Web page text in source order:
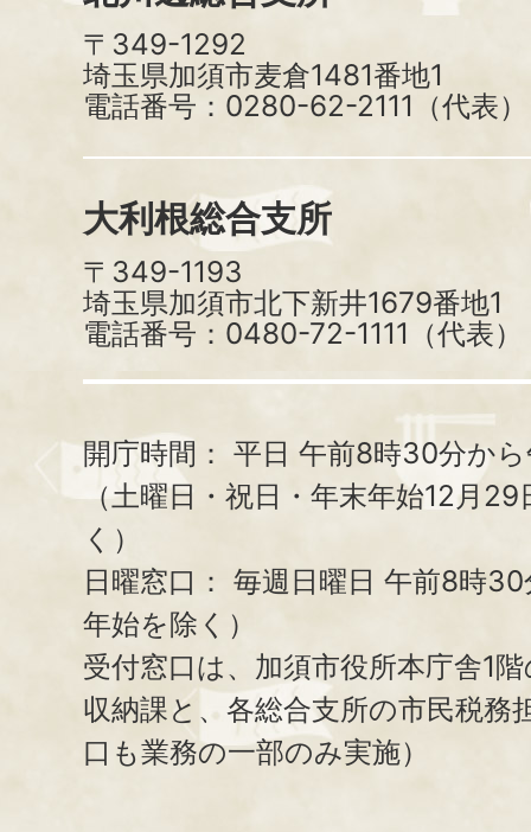
〒349-1292
埼玉県加須市麦倉1481番地1
電話番号：0280-62-2111（代表）
大利根総合支所
〒349-1193
埼玉県加須市北下新井1679番地1
電話番号：0480-72-1111（代表）
開庁時間： 平日 午前8時30分か
（土曜日・祝日・年末年始12月
く）
日曜窓口： 毎週日曜日 午前8時
年始を除く）
受付窓口は、加須市役所本庁舎1
収納課と、 各総合支所の市民税務
口も業務の一部のみ実施）